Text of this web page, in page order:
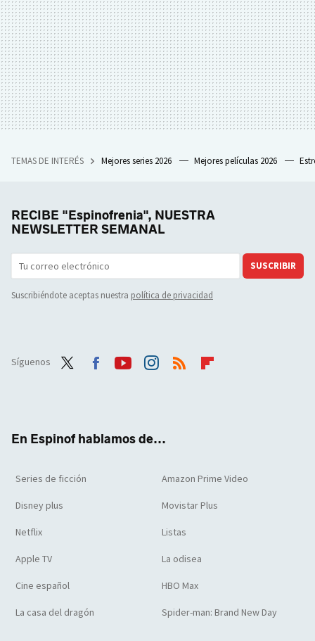
TEMAS DE INTERÉS Mejores series 2026 Mejores películas 2026
RECIBE "Espinofrenia", NUESTRA
NEWSLETTER SEMANAL
SUSCRIBIR
Suscribiéndote aceptas nuestra política de privacidad
Síguenos
En Espinof hablamos de...
Series de ficción Amazon Prime Video
Disney plus Movistar Plus
Netflix Listas
Apple TV La odisea
Cine español HBO Max
La casa del dragón Spider-man: Brand New Day